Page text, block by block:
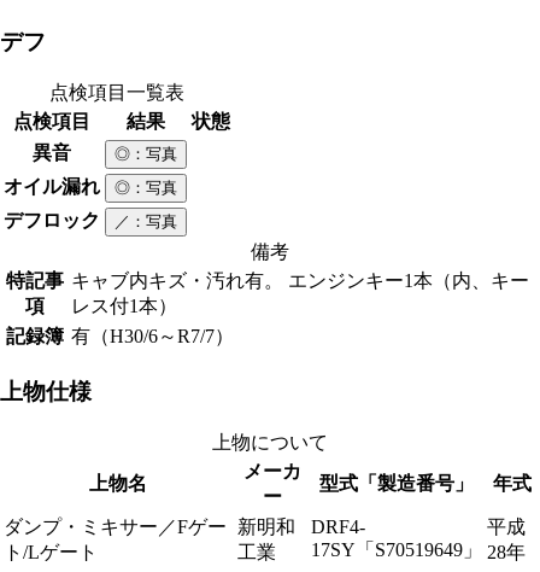
デフ
点検項目一覧表
点検項目
結果
状態
異音
◎ ：写真
オイル漏れ ◎ ：写真
デフロック ／ ：写真
備考
特記事
項
キャブ内キズ・汚れ有。 エンジンキー1本（内、キー
レス付1本）
記録簿 有（H30/6～R7/7）
上物仕様
上物について
上物名
メーカ
ー
型式「製造番号」 年式
ダンプ・ミキサー／Fゲー
ト/Lゲート
新明和
工業
DRF4-
17SY「S70519649」
平成
28年